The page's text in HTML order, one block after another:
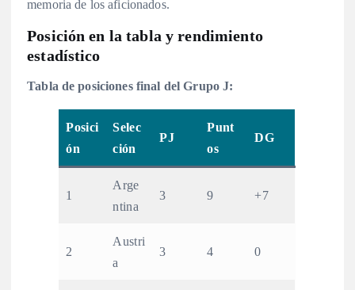
memoria de los aficionados.
Posición en la tabla y rendimiento
estadístico
Tabla de posiciones final del Grupo J:
Posici
ón
Selec
ción
PJ
Punt
os
DG
1
Arge
ntina
3 9 +7
2
Austri
a
3 4 0